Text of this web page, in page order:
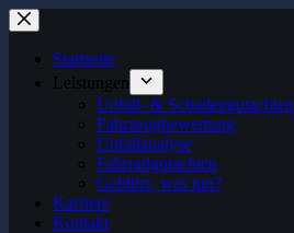
Zum
Inhalt
springenStartseite
Leistungen
Unfall- & Schadengutachten
Fahrzeugbewertung
Unfallanalyse
Fahrradgutachten
Geblitzt, was tun?
Karriere
Kontakt